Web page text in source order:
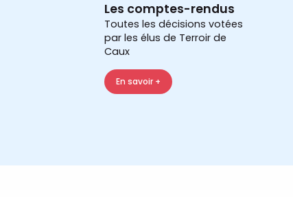
Les comptes-rendus
Toutes les décisions votées
par les élus de Terroir de
Caux
En savoir +